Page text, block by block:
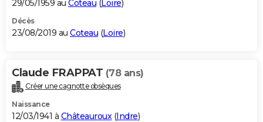
29/05/1959 au Coteau (Loire)
Décès
23/08/2019 au Coteau (Loire)
Claude FRAPPAT (78 ans)
Créer une cagnotte obsèques
Naissance
12/03/1941 à Châteauroux(Indre)